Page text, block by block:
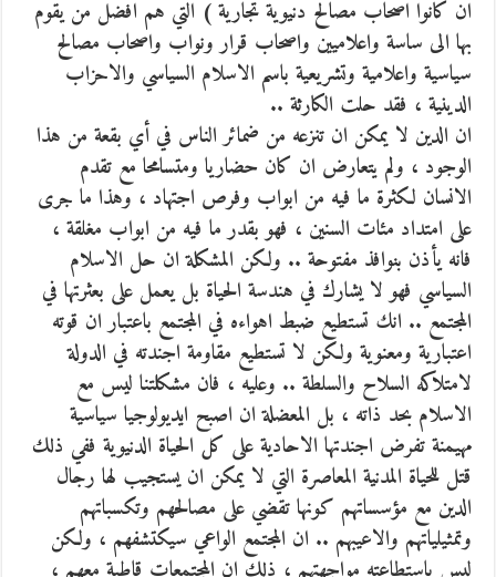
ان كانوا اصحاب مصالح دنيوية تجارية ) التي هم افضل من يقوم
بها الى ساسة واعلاميين واصحاب قرار ونواب واصحاب مصالح
سياسية واعلامية وتشريعية باسم الاسلام السياسي والاحزاب
الدينية ، فقد حلت الكارثة ..
ان الدين لا يمكن ان تنزعه من ضمائر الناس في أي بقعة من هذا
الوجود ، ولم يتعارض ان كان حضاريا ومتسامحا مع تقدم
الانسان لكثرة ما فيه من ابواب وفرص اجتهاد ، وهذا ما جرى
على امتداد مئات السنين ، فهو بقدر ما فيه من ابواب مغلقة ،
فانه يأذن بنوافذ مفتوحة .. ولكن المشكلة ان حل الاسلام
السياسي فهو لا يشارك في هندسة الحياة بل يعمل على بعثرتها في
المجتمع .. انك تستطيع ضبط اهواءه في المجتمع باعتبار ان قوته
اعتبارية ومعنوية ولكن لا تستطيع مقاومة اجندته في الدولة
لامتلاكه السلاح والسلطة .. وعليه ، فان مشكلتنا ليس مع
الاسلام بحد ذاته ، بل المعضلة ان اصبح ايديولوجيا سياسية
مهيمنة تفرض اجندتها الاحادية على كل الحياة الدنيوية ففي ذلك
قتل للحياة المدنية المعاصرة التي لا يمكن ان يستجيب لها رجال
الدين مع مؤسساتهم كونها تقضي على مصالحهم وتكسباتهم
وتمثيلياتهم والاعيبهم .. ان المجتمع الواعي سيكتشفهم ، ولكن